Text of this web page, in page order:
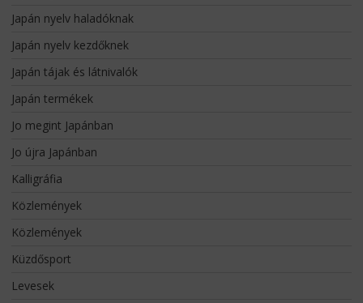
Japán nyelv haladóknak
Japán nyelv kezdőknek
Japán tájak és látnivalók
Japán termékek
Jo megint Japánban
Jo újra Japánban
Kalligráfia
Közlemények
Közlemények
Küzdősport
Levesek